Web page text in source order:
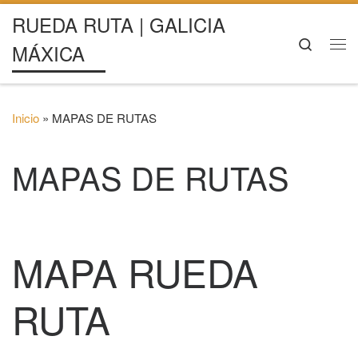
Saltar al contenido
RUEDA RUTA | GALICIA
MÁXICA
Search
Inicio » MAPAS DE RUTAS
MAPAS DE RUTAS
MAPA RUEDA
RUTA